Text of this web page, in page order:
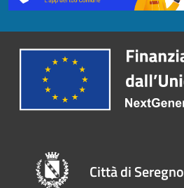
Città di Seregno